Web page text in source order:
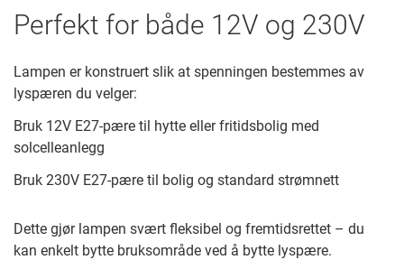
Perfekt for både 12V og 230V
Lampen er konstruert slik at spenningen bestemmes av
lyspæren du velger:
Bruk 12V E27-pære til hytte eller fritidsbolig med
solcelleanlegg
Bruk 230V E27-pære til bolig og standard strømnett
Dette gjør lampen svært fleksibel og fremtidsrettet – du
kan enkelt bytte bruksområde ved å bytte lyspære.